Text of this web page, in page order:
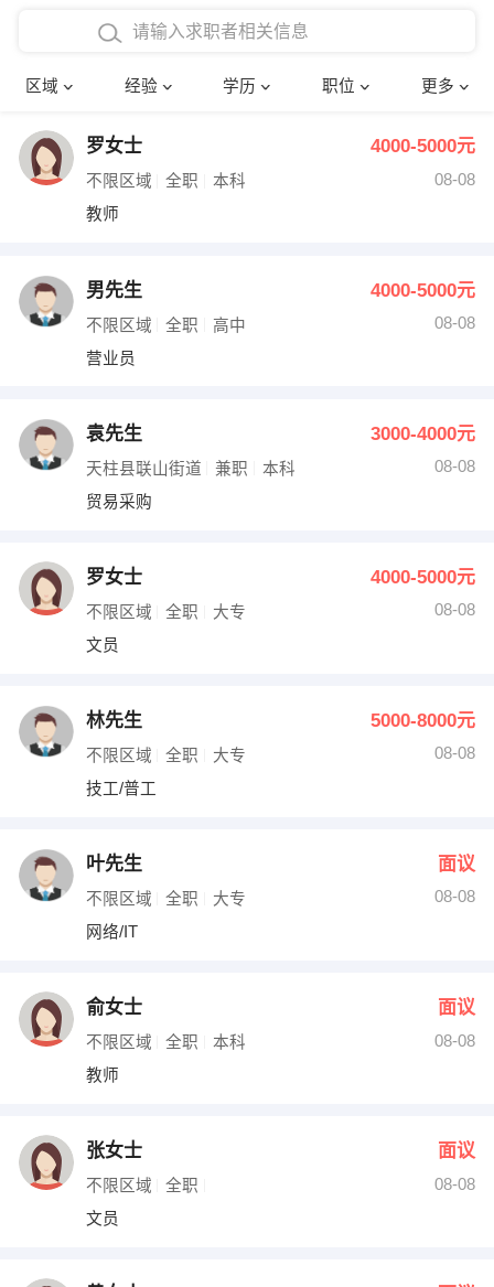
区域 经验 学历 职位 更多
在校学生工作经验
四年以上工作经验
五年以上工作经验
博士
文员 护士
财务会计
网络IT
收银员
水电/机修
编辑 法律
其他职位
确定
罗女士 4000-5000元
不限区域 全职 本科
08-08
教师
男先生 4000-5000元
不限区域 全职 高中
08-08
营业员
袁先生 3000-4000元
天柱县联山街道 兼职 本科
08-08
贸易采购
罗女士 4000-5000元
不限区域 全职 大专
08-08
文员
林先生 5000-8000元
不限区域 全职 大专
08-08
技工/普工
叶先生 面议
不限区域 全职 大专
08-08
网络/IT
俞女士 面议
不限区域 全职 本科
08-08
教师
张女士 面议
不限区域 全职
08-08
文员